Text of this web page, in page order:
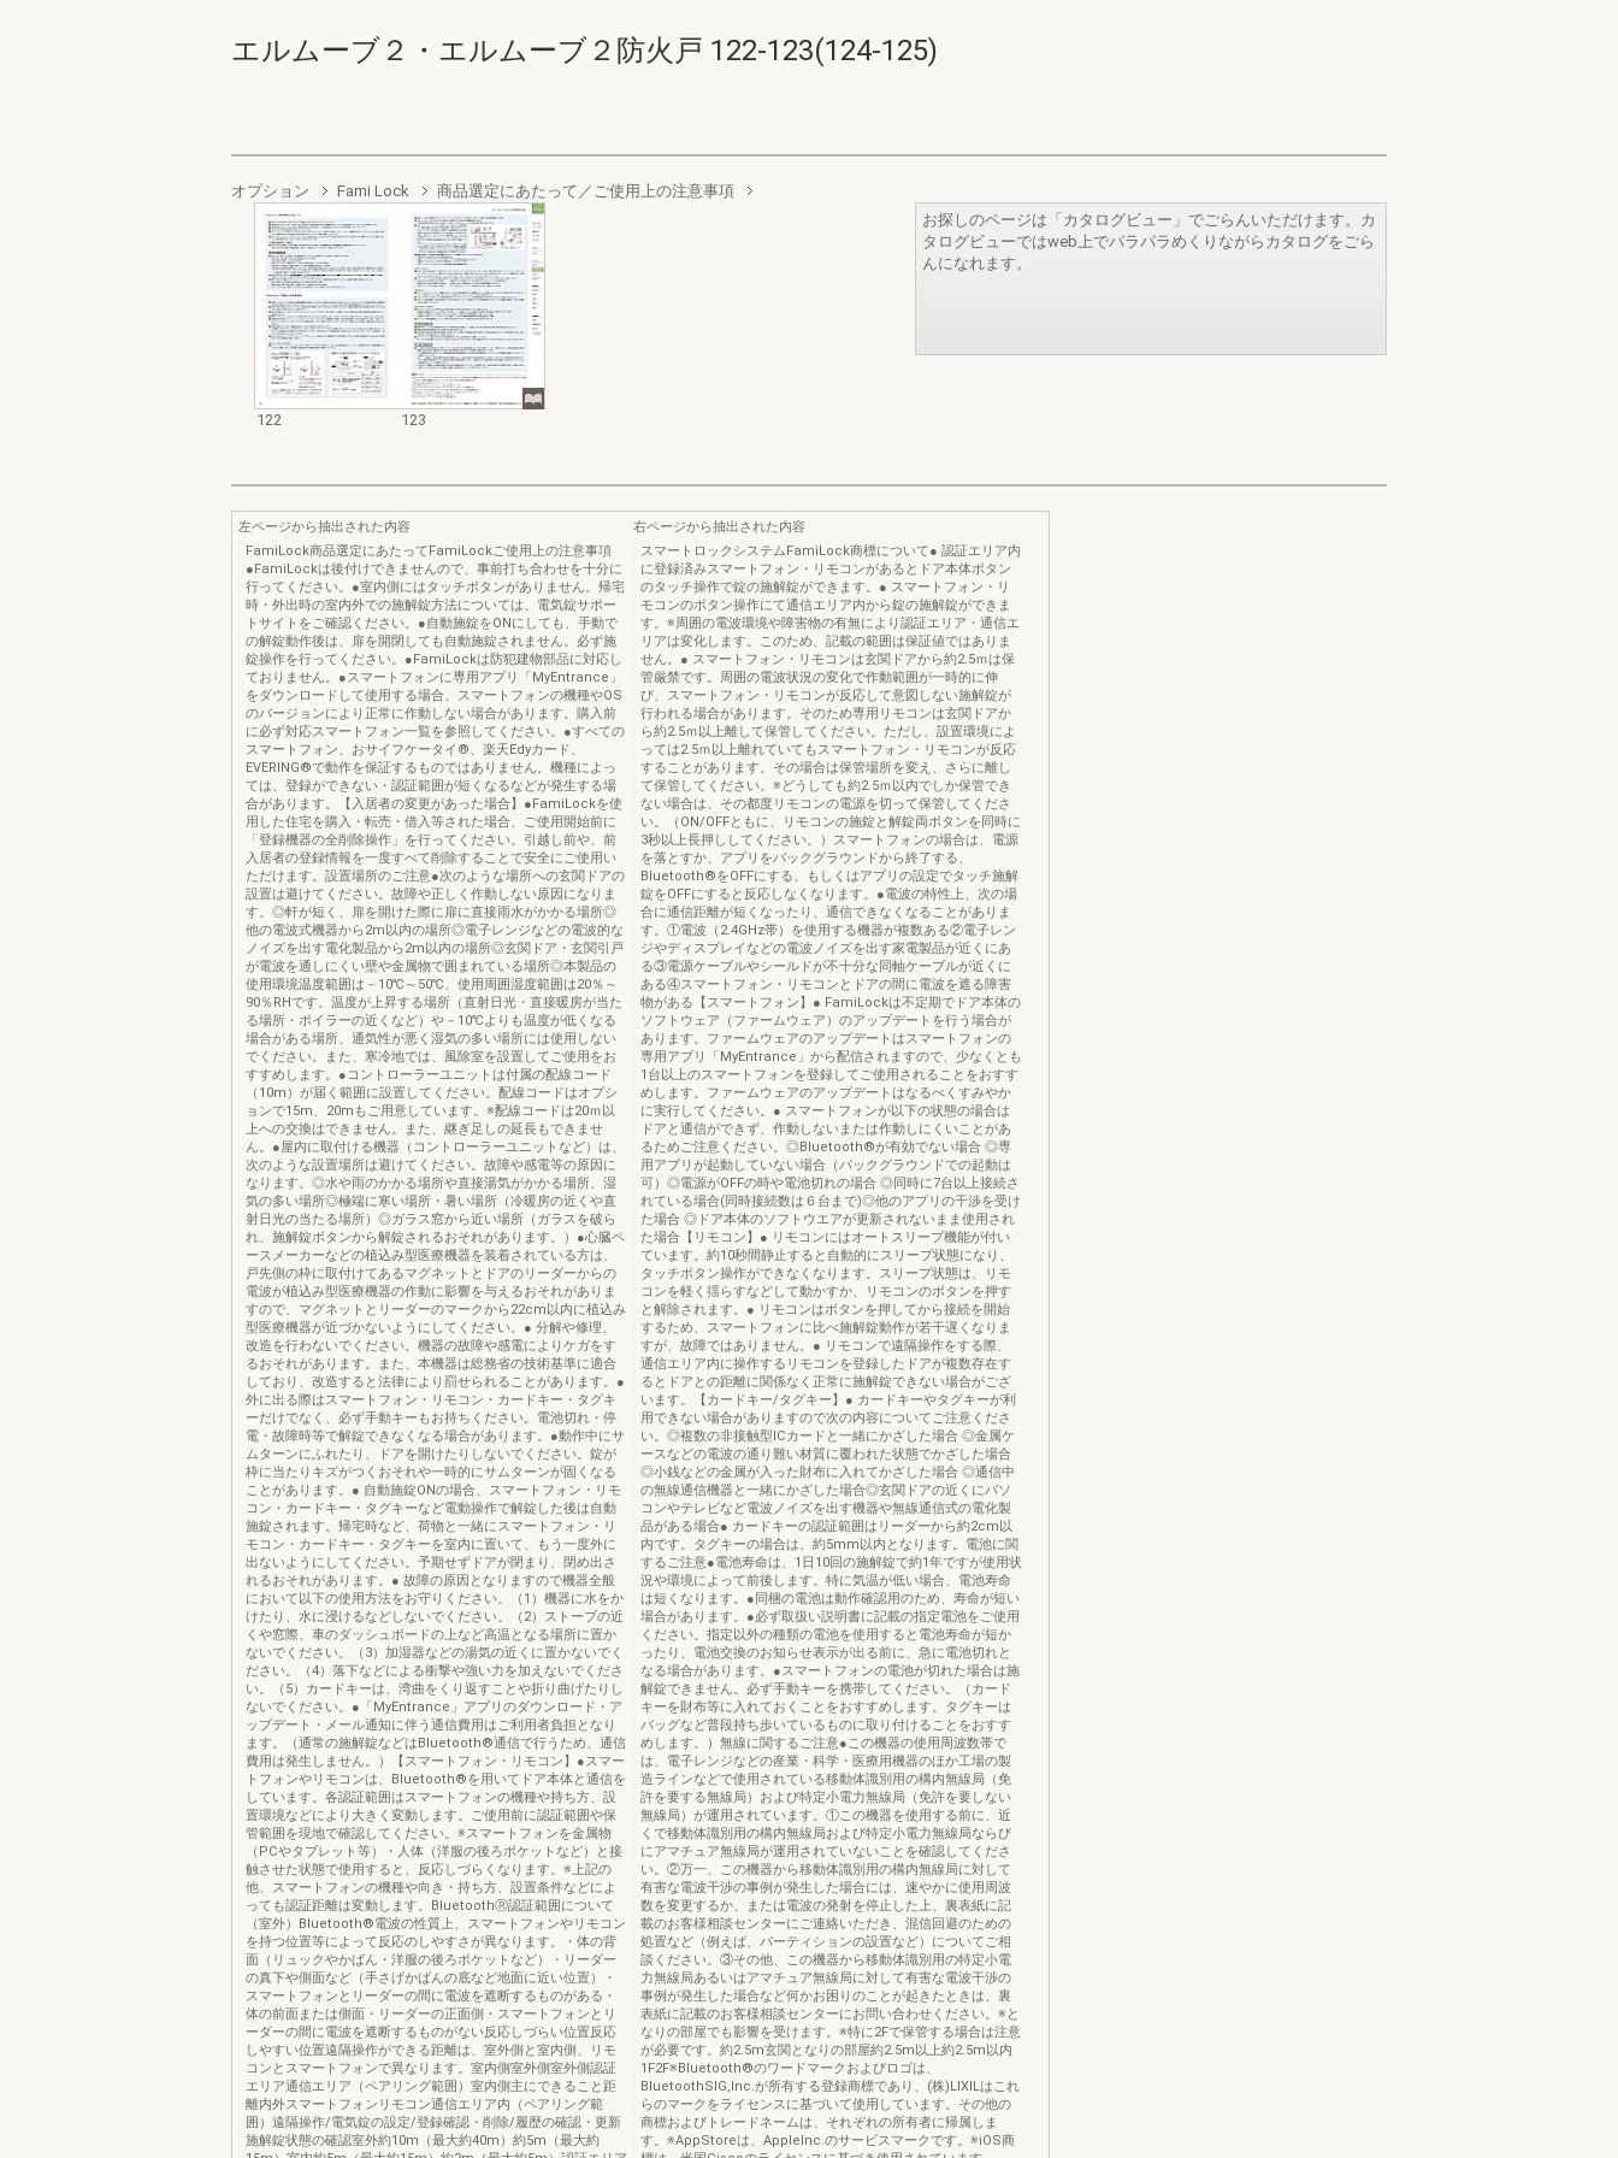
エルムーブ２・エルムーブ２防火戸 122-123(124-125)
オプション Fami Lock 商品選定にあたって／ご使用上の注意事項
122 123
お探しのページは「カタログビュー」でごらんいただけます。カ
タログビューではweb上でパラパラめくりながらカタログをごら
んになれます。
左ページから抽出された内容
FamiLock商品選定にあたってFamiLockご使用上の注意事項
●FamiLockは後付けできませんので、事前打ち合わせを十分に
行ってください。●室内側にはタッチボタンがありません。帰宅
時・外出時の室内外での施解錠方法については、電気錠サポー
トサイトをご確認ください。●自動施錠をONにしても、手動で
の解錠動作後は、扉を開閉しても自動施錠されません。必ず施
錠操作を行ってください。●FamiLockは防犯建物部品に対応し
ておりません。●スマートフォンに専用アプリ「MyEntrance」
をダウンロードして使用する場合、スマートフォンの機種やOS
のバージョンにより正常に作動しない場合があります。購入前
に必ず対応スマートフォン一覧を参照してください。●すべての
スマートフォン、おサイフケータイ®、楽天Edyカード、
EVERING®で動作を保証するものではありません。機種によっ
ては、登録ができない・認証範囲が短くなるなどが発生する場
合があります。【入居者の変更があった場合】●FamiLockを使
用した住宅を購入・転売・借入等された場合、ご使用開始前に
「登録機器の全削除操作」を行ってください。引越し前や、前
入居者の登録情報を一度すべて削除することで安全にご使用い
ただけます。設置場所のご注意●次のような場所への玄関ドアの
設置は避けてください。故障や正しく作動しない原因になりま
す。◎軒が短く、扉を開けた際に扉に直接雨水がかかる場所◎
他の電波式機器から2m以内の場所◎電子レンジなどの電波的な
ノイズを出す電化製品から2m以内の場所◎玄関ドア・玄関引戸
が電波を通しにくい壁や金属物で囲まれている場所◎本製品の
使用環境温度範囲は－10℃～50℃、使用周囲湿度範囲は20％～
90％RHです。温度が上昇する場所（直射日光・直接暖房が当た
る場所・ボイラーの近くなど）や－10℃よりも温度が低くなる
場合がある場所、通気性が悪く湿気の多い場所には使用しない
でください。また、寒冷地では、風除室を設置してご使用をお
すすめします。●‌コントローラーユニットは付属の配線コード
（10m）が届く範囲に設置してください。配線コードはオプシ
ョンで15m、20mもご用意しています。※配線コードは20ｍ以
上への交換はできません。また、継ぎ足しの延長もできませ
ん。●屋内に取付ける機器（コントローラーユニットなど）は、
次のような設置場所は避けてください。故障や感電等の原因に
なります。◎水や雨のかかる場所や直接湯気がかかる場所、湿
気の多い場所◎極端に寒い場所・暑い場所（冷暖房の近くや直
射日光の当たる場所）◎ガラス窓から近い場所（ガラスを破ら
れ、施解錠ボタンから解錠されるおそれがあります。）●心臓ペ
ースメーカーなどの植込み型医療機器を装着されている方は、
戸先側の枠に取付けてあるマグネットとドアのリーダーからの
電波が植込み型医療機器の作動に影響を与えるおそれがありま
すので、マグネットとリーダーのマークから22cm以内に植込み
型医療機器が近づかないようにしてください。● ‌分解や修理、
改造を行わないでください。機器の故障や感電によりケガをす
るおそれがあります。また、本機器は総務省の技術基準に適合
しており、改造すると法律により罰せられることがあります。●
外に出る際はスマートフォン・リモコン・カードキー・タグキ
ーだけでなく、必ず手動キーもお持ちください。電池切れ・停
電・故障時等で解錠できなくなる場合があります。●動作中にサ
ムターンにふれたり、ドアを開けたりしないでください。錠が
枠に当たりキズがつくおそれや一時的にサムターンが固くなる
ことがあります。● ‌自動施錠ONの場合、スマートフォン・リモ
コン・カードキー・タグキーなど電動操作で解錠した後は自動
施錠されます。帰宅時など、荷物と一緒にスマートフォン・リ
モコン・カードキー・タグキーを室内に置いて、もう一度外に
出ないようにしてください。予期せずドアが閉まり、閉め出さ
れるおそれがあります。● ‌故障の原因となりますので機器全般
において以下の使用方法をお守りください。（1）機器に水をか
けたり、水に浸けるなどしないでください。（2）ストーブの近
くや窓際、車のダッシュボードの上など高温となる場所に置か
ないでください。（3）加湿器などの湯気の近くに置かないでく
ださい。（4）落下などによる衝撃や強い力を加えないでくださ
い。（5）カードキーは、湾曲をくり返すことや折り曲げたりし
ないでください。●「MyEntrance」アプリのダウンロード・ア
ップデート・メール通知に伴う通信費用はご利用者負担となり
ます。（通常の施解錠などはBluetooth®通信で行うため、通信
費用は発生しません。）【スマートフォン・リモコン】●スマー
トフォンやリモコンは、Bluetooth®を用いてドア本体と通信を
しています。各認証範囲はスマートフォンの機種や持ち方、設
置環境などにより大きく変動します。ご使用前に認証範囲や保
管範囲を現地で確認してください。※スマートフォンを金属物
（PCやタブレット等）・人体（洋服の後ろポケットなど）と接
触させた状態で使用すると、反応しづらくなります。※上記の
他、スマートフォンの機種や向き・持ち方、設置条件などによ
っても認証距離は変動します。BluetoothⓇ認証範囲について
（室外）Bluetooth®電波の性質上、スマートフォンやリモコン
を持つ位置等によって反応のしやすさが異なります。・体の背
面（リュックやかばん・洋服の後ろポケットなど）・リーダー
の真下や側面など（手さげかばんの底など地面に近い位置）・
スマートフォンとリーダーの間に電波を遮断するものがある・
体の前面または側面・リーダーの正面側・スマートフォンとリ
ーダーの間に電波を遮断するものがない反応しづらい位置反応
しやすい位置遠隔操作ができる距離は、室外側と室内側、リモ
コンとスマートフォンで異なります。室内側室外側室外側認証
エリア通信エリア（ペアリング範囲）室内側主にできること距
離内外スマートフォンリモコン通信エリア内（ペアリング範
囲）遠隔操作/電気錠の設定/登録確認・削除/履歴の確認・更新
施解錠状態の確認室外約10m（最大約40m）約5m（最大約
右ページから抽出された内容
スマートロックシステムFamiLock商標について● ‌認証エリア内
に登録済みスマートフォン・リモコンがあるとドア本体ボタン
のタッチ操作で錠の施解錠ができます。● ‌スマートフォン・リ
モコンのボタン操作にて通信エリア内から錠の施解錠ができま
す。※周囲の電波環境や障害物の有無により認証エリア・通信エ
リアは変化します。このため、記載の範囲は保証値ではありま
せん。● ‌スマートフォン・リモコンは玄関ドアから約2.5ｍは保
管厳禁です。周囲の電波状況の変化で作動範囲が一時的に伸
び、スマートフォン・リモコンが反応して意図しない施解錠が
行われる場合があります。そのため専用リモコンは玄関ドアか
ら約2.5ｍ以上離して保管してください。ただし、設置環境によ
っては2.5ｍ以上離れていてもスマートフォン・リモコンが反応
することがあります。その場合は保管場所を変え、さらに離し
て保管してください。※どうしても約2.5ｍ以内でしか保管でき
ない場合は、その都度リモコンの電源を切って保管してくださ
い。（ON/OFFともに、リモコンの施錠と解錠両ボタンを同時に
3秒以上長押ししてください。）スマートフォンの場合は、電源
を落とすか、アプリをバックグラウンドから終了する、
Bluetooth®をOFFにする、もしくはアプリの設定でタッチ施解
錠をOFFにすると反応しなくなります。●電波の特性上、次の場
合に通信距離が短くなったり、通信できなくなることがありま
す。①電波（2.4GHz帯）を使用する機器が複数ある②電子レン
ジやディスプレイなどの電波ノイズを出す家電製品が近くにあ
る③電源ケーブルやシールドが不十分な同軸ケーブルが近くに
ある④スマートフォン・リモコンとドアの間に電波を遮る障害
物がある【スマートフォン】● ‌FamiLockは不定期でドア本体の
ソフトウェア（ファームウェア）のアップデートを行う場合が
あります。ファームウェアのアップデートはスマートフォンの
専用アプリ「MyEntrance」から配信されますので、少なくとも
1台以上のスマートフォンを登録してご使用されることをおすす
めします。ファームウェアのアップデートはなるべくすみやか
に実行してください。● ‌スマートフォンが以下の状態の場合は
ドアと通信ができず、作動しないまたは作動しにくいことがあ
るためご注意ください。◎Bluetooth®が有効でない場合 ◎専
用アプリが起動していない場合（バックグラウンドでの起動は
可）◎電源がOFFの時や電池切れの場合 ◎同時に7台以上接続さ
れている場合(同時接続数は６台まで)◎他のアプリの干渉を受け
た場合 ◎ドア本体のソフトウエアが更新されないまま使用され
た場合【リモコン】● ‌リモコンにはオートスリープ機能が付い
ています。約10秒間静止すると自動的にスリープ状態になり、
タッチボタン操作ができなくなります。スリープ状態は、リモ
コンを軽く揺らすなどして動かすか、リモコンのボタンを押す
と解除されます。● ‌リモコンはボタンを押してから接続を開始
するため、スマートフォンに比べ施解錠動作が若干遅くなりま
すが、故障ではありません。● ‌リモコンで遠隔操作をする際、
通信エリア内に操作するリモコンを登録したドアが複数存在す
るとドアとの距離に関係なく正常に施解錠できない場合がござ
います。【カードキー/タグキー】● ‌カードキーやタグキーが利
用できない場合がありますので次の内容についてご注意くださ
い。◎複数の非接触型ICカードと一緒にかざした場合 ◎金属ケ
ースなどの電波の通り難い材質に覆われた状態でかざした場合
◎小銭などの金属が入った財布に入れてかざした場合 ◎通信中
の無線通信機器と一緒にかざした場合◎玄関ドアの近くにパソ
コンやテレビなど電波ノイズを出す機器や無線通信式の電化製
品がある場合● ‌カードキーの認証範囲はリーダーから約2cm以
内です。タグキーの場合は、約5mm以内となります。電池に関
するご注意●電池寿命は、1日10回の施解錠で約1年ですが使用状
況や環境によって前後します。特に気温が低い場合、電池寿命
は短くなります。●同梱の電池は動作確認用のため、寿命が短い
場合があります。●必ず取扱い説明書に記載の指定電池をご使用
ください。指定以外の種類の電池を使用すると電池寿命が短か
ったり、電池交換のお知らせ表示が出る前に、急に電池切れと
なる場合があります。●スマートフォンの電池が切れた場合は施
解錠できません。必ず手動キーを携帯してください。（カード
キーを財布等に入れておくことをおすすめします。タグキーは
バッグなど普段持ち歩いているものに取り付けることをおすす
めします。）無線に関するご注意●この機器の使用周波数帯で
は、電子レンジなどの産業・科学・医療用機器のほか工場の製
造ラインなどで使用されている移動体識別用の構内無線局（免
許を要する無線局）および特定小電力無線局（免許を要しない
無線局）が運用されています。①この機器を使用する前に、近
くで移動体識別用の構内無線局および特定小電力無線局ならび
にアマチュア無線局が運用されていないことを確認してくださ
い。②万一、この機器から移動体識別用の構内無線局に対して
有害な電波干渉の事例が発生した場合には、速やかに使用周波
数を変更するか、または電波の発射を停止した上、裏表紙に記
載のお客様相談センターにご連絡いただき、混信回避のための
処置など（例えば、パーティションの設置など）についてご相
談ください。③その他、この機器から移動体識別用の特定小電
力無線局あるいはアマチュア無線局に対して有害な電波干渉の
事例が発生した場合など何かお困りのことが起きたときは、裏
表紙に記載のお客様相談センターにお問い合わせください。※と
なりの部屋でも影響を受けます。※特に2Fで保管する場合は注意
が必要です。約2.5m玄関となりの部屋約2.5m以上約2.5m以内
1F2F※Bluetooth®のワードマークおよびロゴは、
BluetoothSIG,Inc.が所有する登録商標であり、(株)LIXILはこれ
らのマークをライセンスに基づいて使用しています。その他の
商標およびトレードネームは、それぞれの所有者に帰属しま
す。※AppStoreは、Applelnc.のサービスマークです。※iOS商